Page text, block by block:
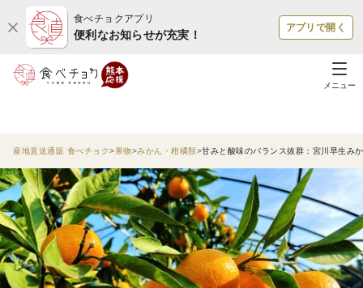
食べチョクアプリ
便利なお知らせが充実！
アプリで開く
メニュー
産地直送通販 食べチョク 果物 みかん・柑橘類 甘みと酸味のバランス抜群：宮川早生み